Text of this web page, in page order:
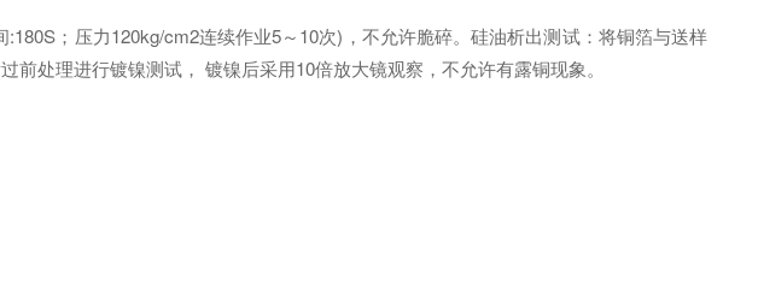
；压力120kg/cm2连续作业5～10次)，不允许脆碎。硅油析出测试：将铜箔与送样
处理进行镀镍测试， 镀镍后采用10倍放大镜观察，不允许有露铜现象。